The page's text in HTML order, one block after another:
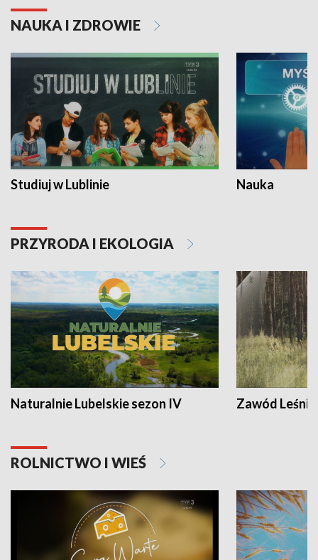
NAUKA I ZDROWIE
Studiuj w Lublinie Nauka
PRZYRODA I EKOLOGIA
Naturalnie Lubelskie sezon IV Zawód Leśnik
ROLNICTWO I WIEŚ